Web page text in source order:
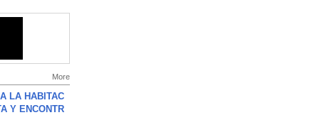
More
LA HABITAC
Y ENCONTR